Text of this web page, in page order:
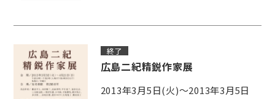
終了
広島二紀精鋭作家展
2013年3月5日(火)～2013年3月5日